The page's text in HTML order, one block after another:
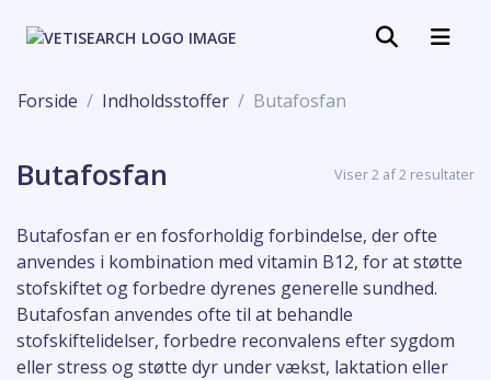
Forside Indholdsstoffer Butafosfan
Butafosfan Viser 2 af 2 resultater
Butafosfan er en fosforholdig forbindelse, der ofte
anvendes i kombination med vitamin B12, for at støtte
stofskiftet og forbedre dyrenes generelle sundhed.
Butafosfan anvendes ofte til at behandle
stofskiftelidelser, forbedre reconvalens efter sygdom
eller stress og støtte dyr under vækst, laktation eller